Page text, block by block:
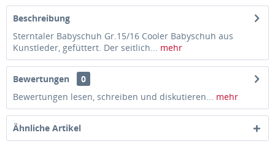
Beschreibung
Sterntaler Babyschuh Gr.15/16 Cooler Babyschuh aus
Kunstleder, gefüttert. Der seitlich... mehr
Bewertungen
0
Bewertungen lesen, schreiben und diskutieren... mehr
Ähnliche Artikel